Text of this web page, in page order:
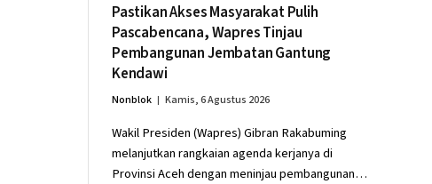
Pastikan Akses Masyarakat Pulih
Pascabencana, Wapres Tinjau
Pembangunan Jembatan Gantung
Kendawi
Nonblok Kamis, 6 Agustus 2026
Wakil Presiden (Wapres) Gibran Rakabuming
melanjutkan rangkaian agenda kerjanya di
Provinsi Aceh dengan meninjau pembangunan…